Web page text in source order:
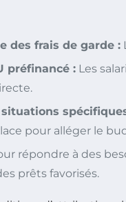
des frais de garde :
préfinancé : Les
pour alléger le
répondre à des
prêts favorisés.